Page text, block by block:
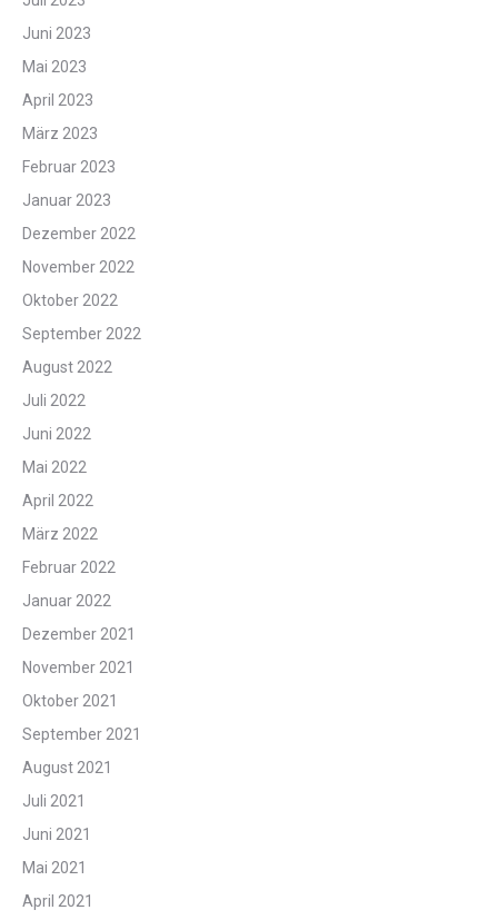
Juni 2023
Mai 2023
April 2023
März 2023
Februar 2023
Januar 2023
Dezember 2022
November 2022
Oktober 2022
September 2022
August 2022
Juli 2022
Juni 2022
Mai 2022
April 2022
März 2022
Februar 2022
Januar 2022
Dezember 2021
November 2021
Oktober 2021
September 2021
August 2021
Juli 2021
Juni 2021
Mai 2021
April 2021